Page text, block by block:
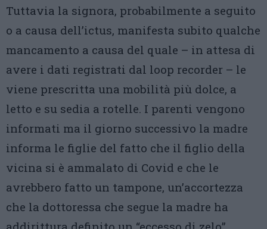
Tuttavia la signora, probabilmente a seguito
o a causa dell’ictus, manifesta subito qualche
mancamento a causa del quale – in attesa di
avere i dati registrati dal loop recorder – le
viene prescritta una mobilità più dolce, a
letto e su sedia a rotelle. I parenti vengono
informati ma il giorno successivo la madre
informa le figlie del fatto che il figlio della
vicina si è ammalato di Covid e che le
avrebbero fatto un tampone, un’accortezza
che la dottoressa che segue la madre ha